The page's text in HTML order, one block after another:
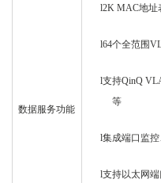
数据服务功能
l2K MAC地址
l64个全范围
l支持QinQ
等
l集成端口监
l支持以太网